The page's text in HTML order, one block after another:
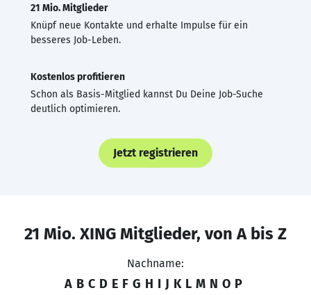
21 Mio. Mitglieder
Knüpf neue Kontakte und erhalte Impulse für ein
besseres Job-Leben.
Kostenlos profitieren
Schon als Basis-Mitglied kannst Du Deine Job-Suche
deutlich optimieren.
Jetzt registrieren
21 Mio. XING Mitglieder, von A bis Z
Nachname:
A B C D E F G H I J K L M N O P